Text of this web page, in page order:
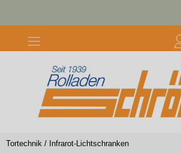
Tortechnik / Infrarot-Lichtschranken